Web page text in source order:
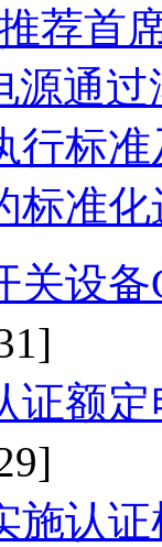
荐首
源通
行标
标准化
关设
证额
施认